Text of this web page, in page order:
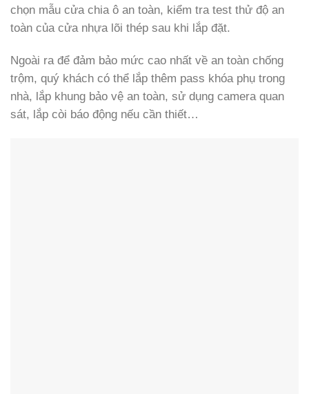
chọn mẫu cửa chia ô an toàn, kiểm tra test thử độ an
toàn của cửa nhựa lõi thép sau khi lắp đặt.
Ngoài ra để đảm bảo mức cao nhất về an toàn chống
trộm, quý khách có thể lắp thêm pass khóa phụ trong
nhà, lắp khung bảo vệ an toàn, sử dụng camera quan
sát, lắp còi báo động nếu cần thiết…